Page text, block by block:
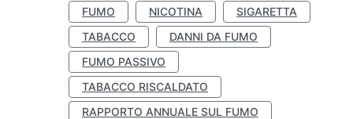
FUMO NICOTINA
SIGARETTA
TABACCO
DANNI DA FUMO
FUMO PASSIVO
TABACCO RISCALDATO
RAPPORTO ANNUALE SUL FUMO